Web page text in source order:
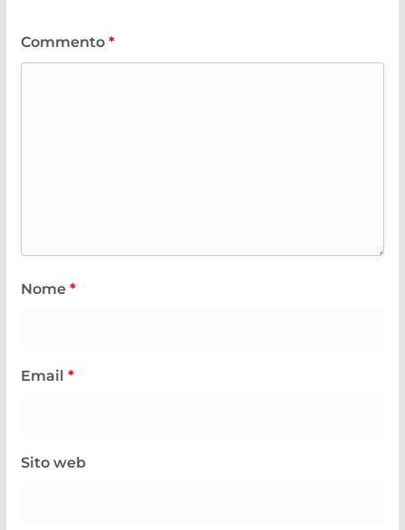
Commento *
Nome *
Email *
Sito web